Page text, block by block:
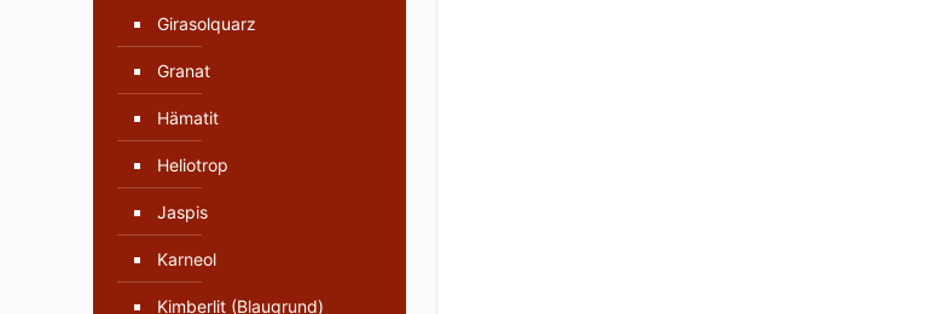
Girasolquarz
Granat
Hämatit
Heliotrop
Jaspis
Karneol
Kimberlit (Blaugrund)